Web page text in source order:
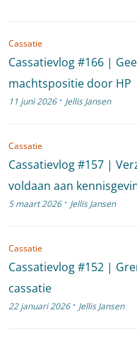
Cassatie
Cassatievlog #166 |
machtspositie door HP
11 juni 2026 · Jellis Jansen
Cassatie
Cassatievlog #157 |
voldaan aan
5 maart 2026 · Jellis Jansen
Cassatie
Cassatievlog #152 |
cassatie
22 januari 2026 · Jellis Jansen